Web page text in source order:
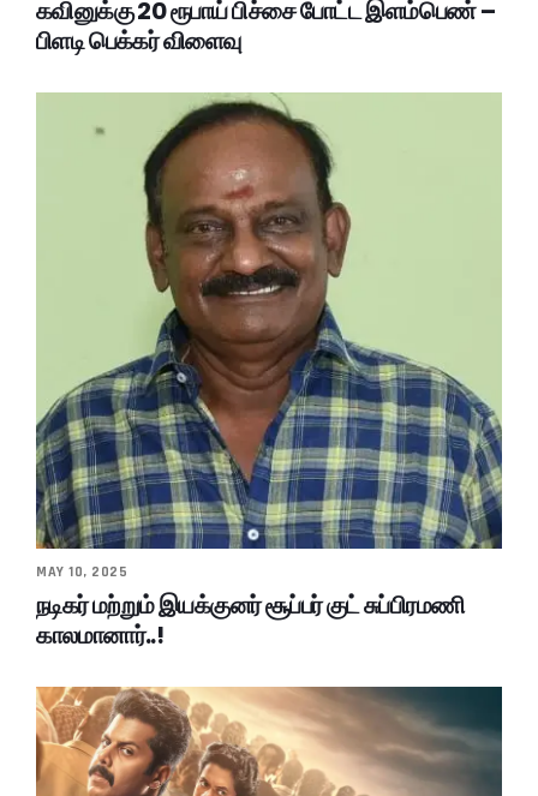
கவினுக்கு 20 ரூபாய் பிச்சை போட்ட இளம்பெண் –
பிளடி பெக்கர் விளைவு
MAY 10, 2025
நடிகர் மற்றும் இயக்குனர் சூப்பர் குட் சுப்பிரமணி
காலமானார்..!